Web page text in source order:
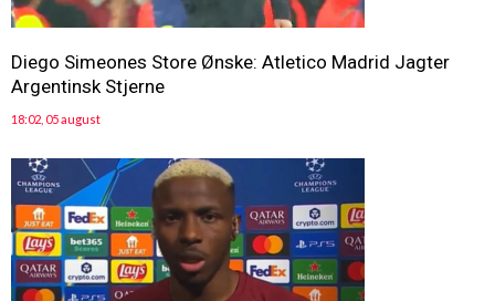
Diego Simeones Store Ønske: Atletico Madrid Jagter
Argentinsk Stjerne
18:02, 05 august